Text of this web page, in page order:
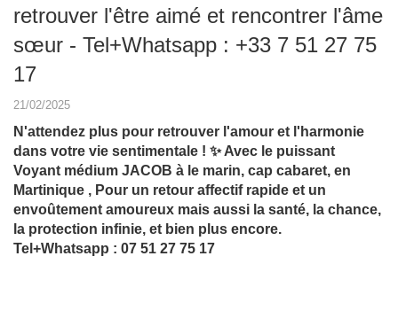
retrouver l'être aimé et rencontrer l'âme
sœur - Tel+Whatsapp : +33 7 51 27 75
17
21/02/2025
N'attendez plus pour retrouver l'amour et l'harmonie
dans votre vie sentimentale ! ✨ Avec le puissant
Voyant médium JACOB à le marin, cap cabaret, en
Martinique , Pour un retour affectif rapide et un
envoûtement amoureux mais aussi la santé, la chance,
la protection infinie, et bien plus encore.
Tel+Whatsapp : 07 51 27 75 17